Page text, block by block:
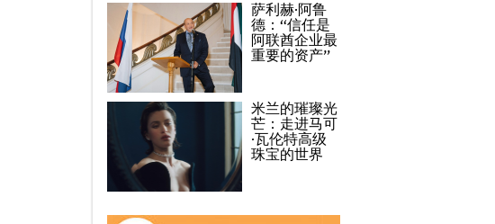
萨利赫·阿鲁
德：“信任是
阿联酋企业最
重要的资产”
米兰的璀璨光
芒：走进马可
·瓦伦特高级
珠宝的世界